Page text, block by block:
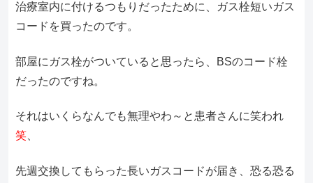
治療室内に付けるつもりだったために、ガス栓短いガス
コードを買ったのです。
部屋にガス栓がついていると思ったら、BSのコード栓
だったのですね。
それはいくらなんでも無理やわ～と患者さんに笑われ
笑
先週交換してもらった長いガスコードが届き、恐る恐る